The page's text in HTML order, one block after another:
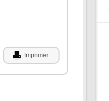
Imprimer